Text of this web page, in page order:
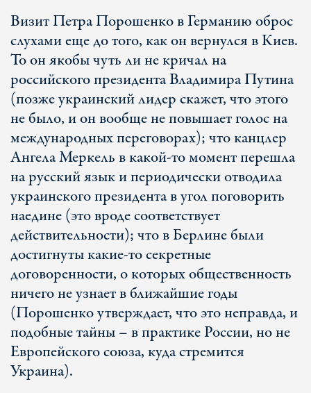
Визит Петра Порошенко в Германию оброс
слухами еще до того, как он вернулся в Киев.
То он якобы чуть ли не кричал на
российского президента Владимира Путина
(позже украинский лидер скажет, что этого
не было, и он вообще не повышает голос на
международных переговорах); что канцлер
Ангела Меркель в какой-то момент перешла
на русский язык и периодически отводила
украинского президента в угол поговорить
наедине (это вроде соответствует
действительности); что в Берлине были
достигнуты какие-то секретные
договоренности, о которых общественность
ничего не узнает в ближайшие годы
(Порошенко утверждает, что это неправда, и
подобные тайны – в практике России, но не
Европейского союза, куда стремится
Украина).